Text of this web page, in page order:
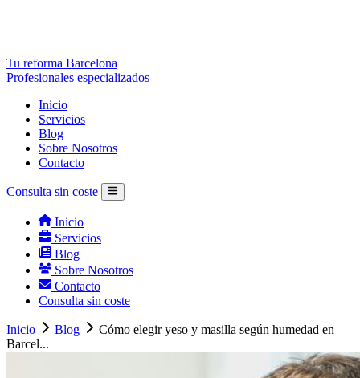
Tu reforma Barcelona
Profesionales especializados
Inicio
Servicios
Blog
Sobre Nosotros
Contacto
Consulta sin coste
Inicio
Servicios
Blog
Sobre Nosotros
Contacto
Consulta sin coste
Inicio Blog
Cómo elegir yeso y masilla según humedad en
Barcel...